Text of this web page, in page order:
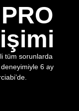
tüm sorunlarda
6 ay